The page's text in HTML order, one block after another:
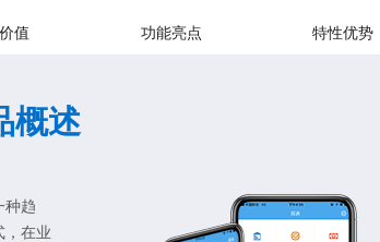
值 功能亮点 特性优势
概述
种趋
，在业